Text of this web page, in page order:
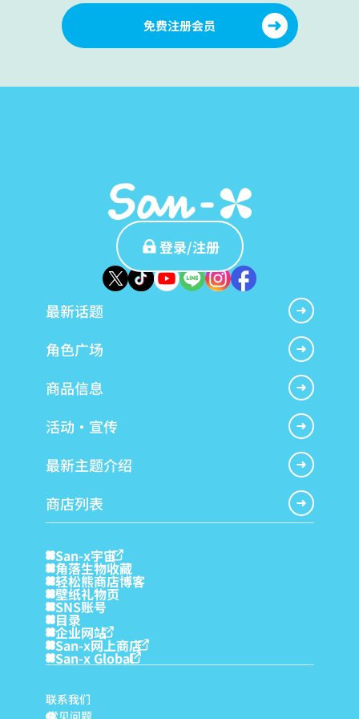
免费注册会员
登录/注册
最新话题
角色广场
商品信息
活动・宣传
最新主题介绍
商店列表
San-x宇宙
角落生物收藏
轻松熊商店博客
壁纸礼物页
SNS账号
目录
企业网站
San-x网上商店
San-x Global
联系我们
?